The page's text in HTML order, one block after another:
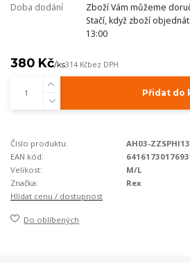
Doba dodání
Zboží Vám můžeme
Stačí, když zboží
13:00
380 Kč/ks314 Kčbez DPH
Přidat do
Číslo produktu:
AH03-ZZSPHI13
EAN kód:
6416173017693
Velikost:
M/L
Značka:
Rex
Hlídat cenu / dostupnost
Do oblíbených